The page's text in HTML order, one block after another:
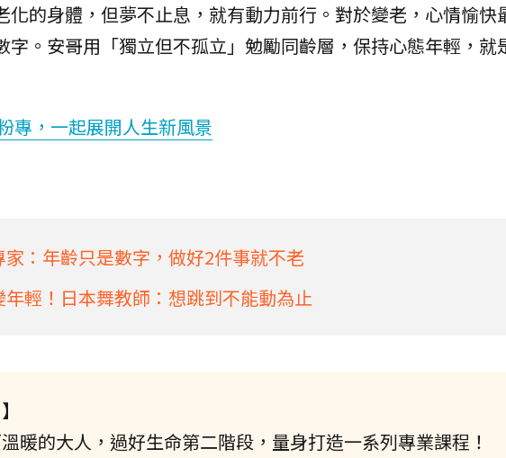
化的身體，但夢不止息，就有動力前行。對於變老，心情愉快
字。安哥用「獨立但不孤立」勉勵同齡層，保持心態年輕，就
專，一起展開人生新風景
：年齡只是數字，做好2件事就不老
輕！日本舞教師：想跳到不能動為止
暖的大人，過好生命第二階段，量身打造一系列專業課程！